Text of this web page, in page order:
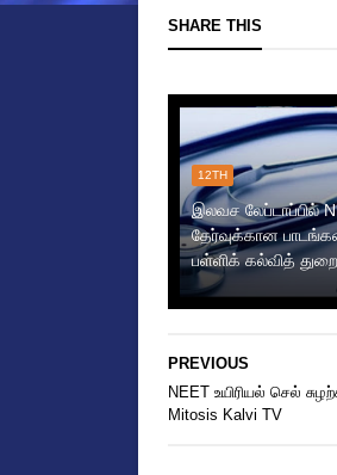
SHARE THIS
12TH
இலவச லேப்டாப்பில்
தேர்வுக்கான
பள்ளிக் கல்வித் துறை
PREVIOUS
NEET உயிரியல் செல்
Mitosis Kalvi TV